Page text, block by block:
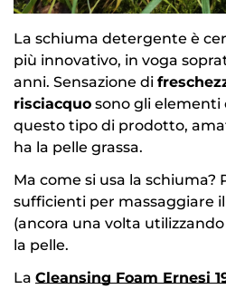
La schiuma detergente è
più innovativo, in voga
anni. Sensazione di
risciacquo sono gli elementi
questo tipo di prodotto,
ha la pelle grassa.
Ma come si usa la schiuma?
sufficienti per massaggiare
(ancora una volta
la pelle.
La Cleansing Foam Ernesi
Confirm
Are you 18 years
NO, I'M NOT